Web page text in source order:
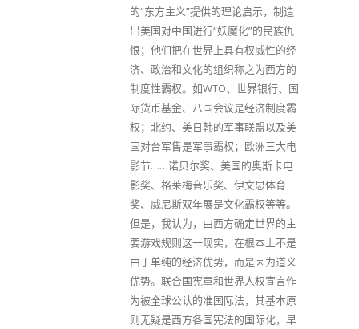
的“东方主义”提供的理论启示，制造
出美国对中国进行“妖魔化”的民族仇
恨；他们把在世界上具有权威性的经
济、政治和文化的组织称之为西方的
制度性霸权。如WTO、世界银行、国
际货币基金、八国会议是经济制度霸
权；北约、美日韩的军事联盟以及美
国对台军售是军事霸权；欧洲三大电
影节……诺贝尔奖、美国的奥斯卡电
影奖、格莱梅音乐奖、伊文思体育
奖、威尼斯双年展是文化霸权等等。
但是，我认为，由西方确定世界的主
要游戏规则这一现实，在根本上不是
由于单纯的经济优势，而是因为道义
优势。联合国宪章和世界人权宣言作
为被全球公认的准国际法，其基本原
则无疑是西方各国宪法的国际化，早